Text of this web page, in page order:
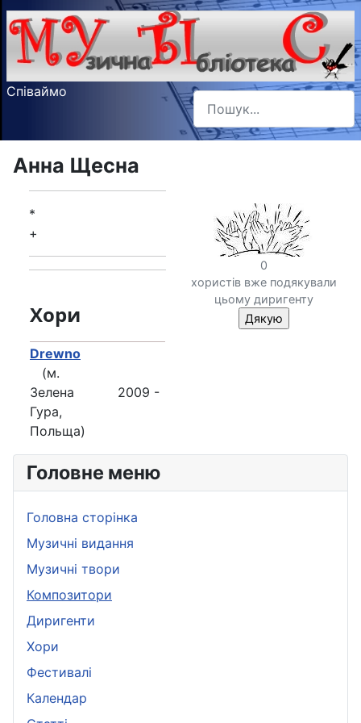
Співаймо Пошук
Type 2 or more characters
Головне меню
Головна сторінка
Музичні видання
Музичні твори
Композитори
Диригенти
Хори
Фестивалі
Календар
Анна Щесна
0
хористів вже подякували
цьому диригенту
*
+
Хори
Drewno
(м.
Зелена
Гура,
Польща)
2009 -